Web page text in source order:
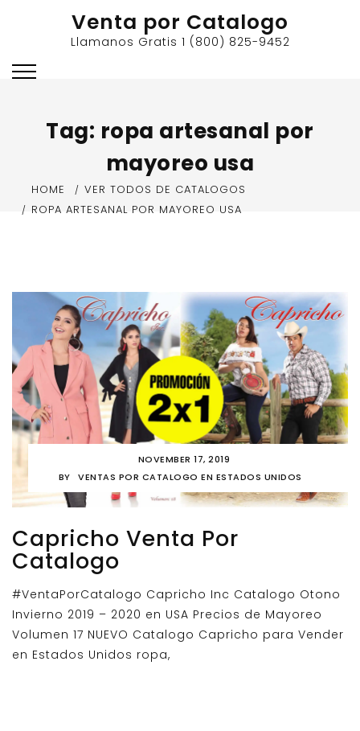
Venta por Catalogo
Llamanos Gratis 1 (800) 825-9452
Tag: ropa artesanal por
mayoreo usa
HOME
VER TODOS DE CATALOGOS
ROPA ARTESANAL POR MAYOREO USA
NOVEMBER 17, 2019
BY
VENTAS POR CATALOGO EN ESTADOS UNIDOS
Capricho Venta Por
Catalogo
#VentaPorCatalogo Capricho Inc Catalogo Otono
Invierno 2019 – 2020 en USA Precios de Mayoreo
Volumen 17 NUEVO Catalogo Capricho para Vender
en Estados Unidos ropa,